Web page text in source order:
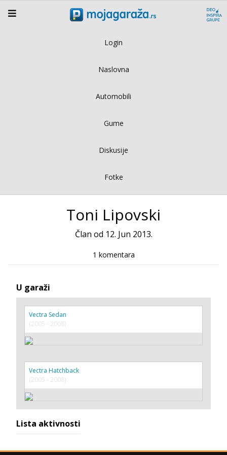
Login
Naslovna
Automobili
Gume
Diskusije
Fotke
Toni Lipovski
Član od 12. Jun 2013.
1 komentara
U garaži
Vectra Sedan
(2005 - 2008)
Vectra Hatchback
(2005 - 2008)
Lista aktivnosti